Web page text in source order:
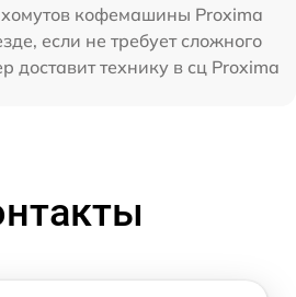
кофемашины Proxima
если не требует сложного
доставит технику в сц Proxima